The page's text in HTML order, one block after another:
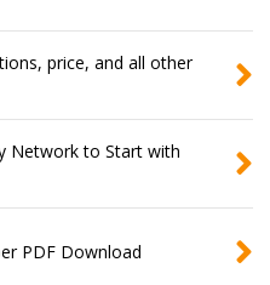
price, and all other
Network to Start with
PDF Download